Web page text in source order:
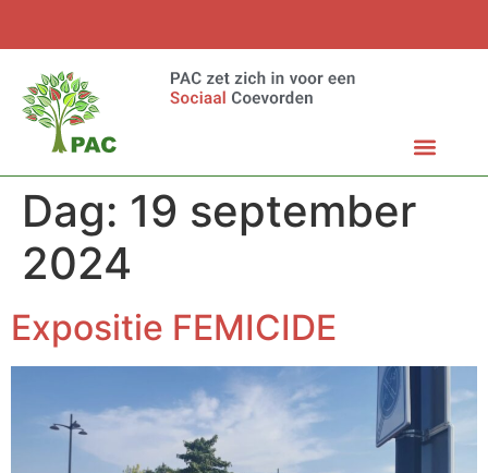
Dag: 19 september
2024
Expositie FEMICIDE